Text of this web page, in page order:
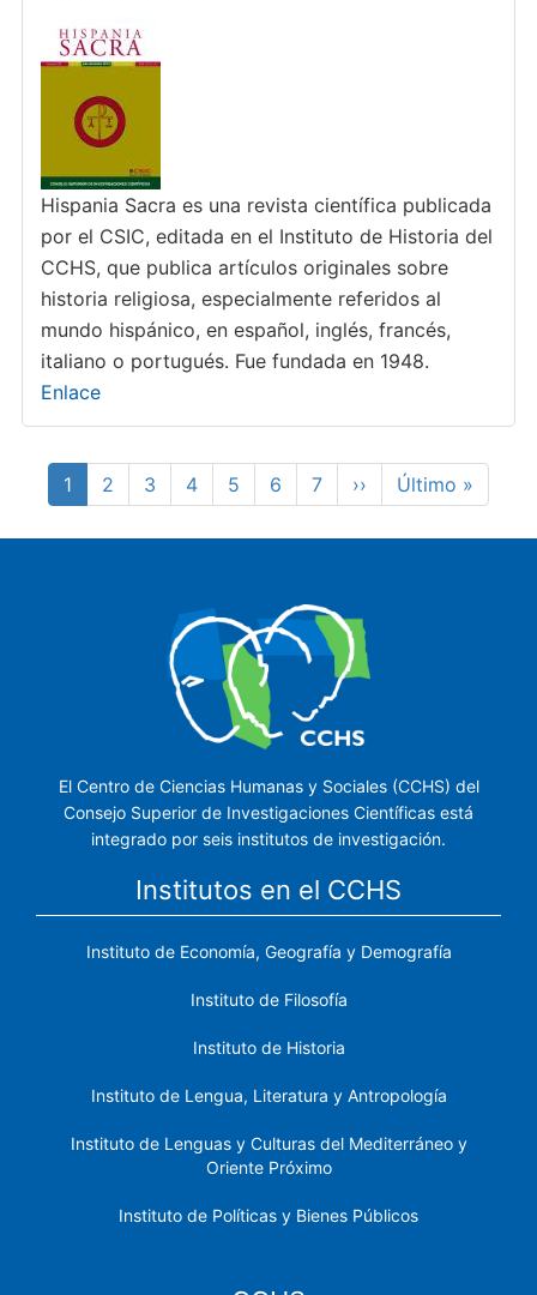
Hispania Sacra es una revista científica publicada
por el CSIC, editada en el Instituto de Historia del
CCHS, que publica artículos originales sobre
historia religiosa, especialmente referidos al
mundo hispánico, en español, inglés, francés,
italiano o portugués. Fue fundada en 1948.
Enlace
Paginación
Página
actual
1 Page
2 Page
3 Page
4 Page
5 Page
6 Page
7
Siguiente
página
››
Última
página
Último »
El Centro de Ciencias Humanas y Sociales (CCHS) del
Consejo Superior de Investigaciones Científicas está
integrado por seis institutos de investigación.
Institutos en el CCHS
Instituto de Economía, Geografía y Demografía
Instituto de Filosofía
Instituto de Historia
Instituto de Lengua, Literatura y Antropología
Instituto de Lenguas y Culturas del Mediterráneo y
Oriente Próximo
Instituto de Políticas y Bienes Públicos